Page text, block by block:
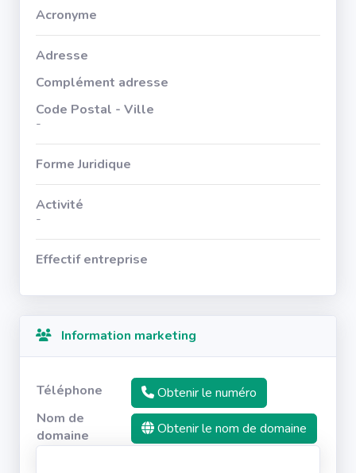
Acronyme
Adresse
Complément adresse
Code Postal - Ville
-
Forme Juridique
Activité
-
Effectif entreprise
Information marketing
Téléphone
Obtenir le numéro
Nom de
domaine
Obtenir le nom de domaine